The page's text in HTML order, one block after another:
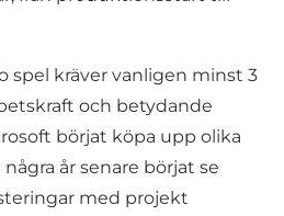
spel kräver vanligen minst 3
och betydande
börjat köpa upp olika
år senare börjat se
med projekt